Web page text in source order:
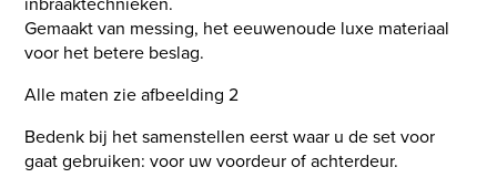
Gemaakt van messing, het eeuwenoude luxe materiaal
voor het betere beslag.
Alle maten zie afbeelding 2
Bedenk bij het samenstellen eerst waar u de set voor
gaat gebruiken: voor uw voordeur of achterdeur.